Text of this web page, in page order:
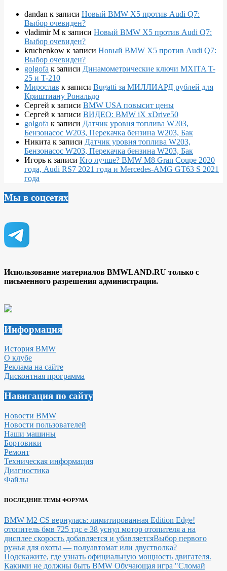
dandan к записи Новый BMW X5 против Audi Q7:
Выбор очевиден?
vladimir M к записи Новый BMW X5 против Audi Q7:
Выбор очевиден?
kruchenkow к записи Новый BMW X5 против Audi Q7:
Выбор очевиден?
golgofa к записи Динамометрические ключи MXITA T-
25 и T-210
Мирослав к записи Bugatti за МИЛЛИАРД рублей для
Криштиану Рональдо
Сергей к записи BMW USA повысит цены
Сергей к записи ВИДЕО: BMW iX xDrive50
golgofa к записи Датчик уровня топлива W203,
Бензонасос W203, Перекачка бензина W203, Бак
Никита к записи Датчик уровня топлива W203,
Бензонасос W203, Перекачка бензина W203, Бак
Игорь к записи Кто лучше? BMW M8 Gran Coupe 2020
года, Audi RS7 2021 года и Mercedes-AMG GT63 S 2021
года
Мы в соцсетях
Использование материалов BMWLAND.RU только с
письменного разрешения администрации.
Информация
История BMW
О клубе
Реклама на сайте
Дисконтная программа
Навигация по сайту
Новости BMW
Новости пользователей
Наши машины
Бортовики
Ремонт
Техническая информация
Диагностика
Файлы
ПОСЛЕДНИЕ ТЕМЫ ФОРУМА
BMW M2 CS вернулась: лимитированная Edition Edge!
отопитель бмв 725 тдс е 38 уснул мотор отопителя а на
дисплее скорость добавляется и убавляетсяВыбор первого
ружья для охоты — полуавтомат или двустволка?
Подскажите, где узнать официальную мощность двигателя.
Какими не должны быть BMW Обучающая игра "Сломай